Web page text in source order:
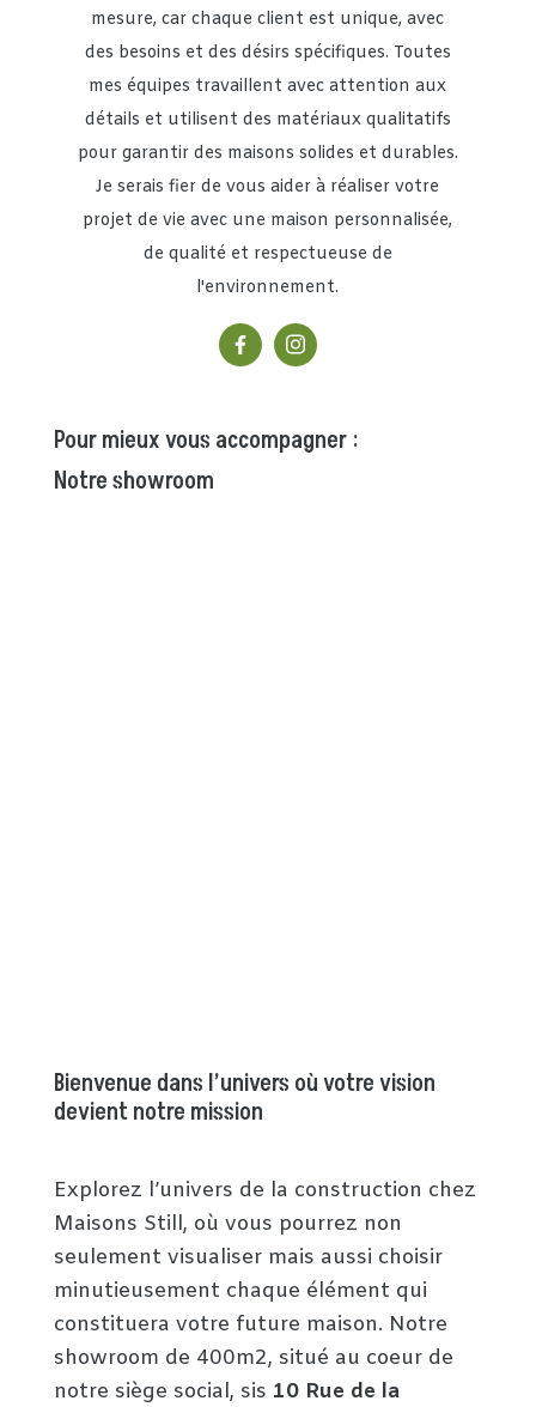
mesure, car chaque client est unique, avec
des besoins et des désirs spécifiques. Toutes
mes équipes travaillent avec attention aux
détails et utilisent des matériaux qualitatifs
pour garantir des maisons solides et durables.
Je serais fier de vous aider à réaliser votre
projet de vie avec une maison personnalisée,
de qualité et respectueuse de
l'environnement.
Pour mieux vous accompagner :
Notre showroom
Bienvenue dans l’univers où votre vision
devient notre mission
Explorez l’univers de la construction chez
Maisons Still, où vous pourrez non
seulement visualiser mais aussi choisir
minutieusement chaque élément qui
constituera votre future maison. Notre
showroom de 400m2, situé au coeur de
notre siège social, sis 10 Rue de la